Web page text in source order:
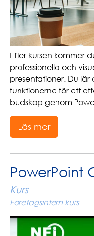
Efter kursen kommer
professionella och
presentationer. Du
funktionerna för att
budskap genom
Läs mer
PowerPoint
Kurs
Företagsintern kurs